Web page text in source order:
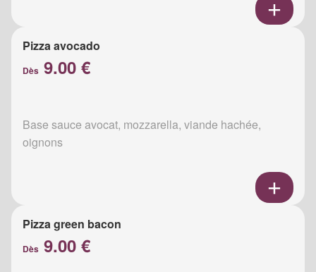
Pizza avocado
Dès 9.00 €
Base sauce avocat, mozzarella, viande hachée,
oignons
Pizza green bacon
Dès 9.00 €